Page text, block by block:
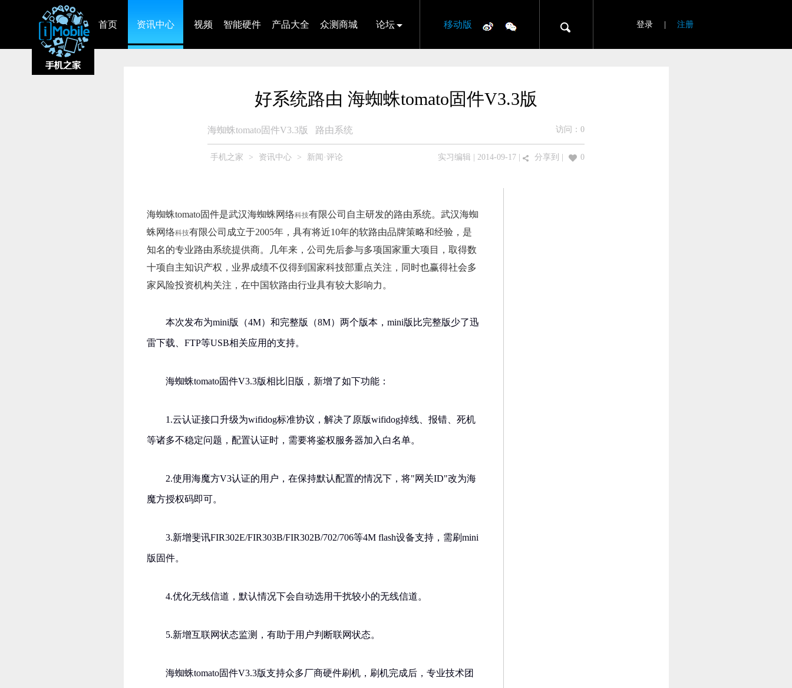
首页 资讯中心 视频 智能硬件 产品大全 众测商城 论坛 移动版 登录 注册
好系统路由 海蜘蛛tomato固件V3.3版
海蜘蛛tomato固件V3.3版 路由系统 访问： 0
手机之家 > 资讯中心 > 新闻·评论 实习编辑 | 2014-09-17 | 分享到 0
海蜘蛛tomato固件是武汉海蜘蛛网络科技有限公司自主研发的路由系统。武汉海蜘
蛛网络科技有限公司成立于2005年，具有将近10年的软路由品牌策略和经验，是
知名的专业路由系统提供商。几年来，公司先后参与多项国家重大项目，取得数
十项自主知识产权，业界成绩不仅得到国家科技部重点关注，同时也赢得社会多
家风险投资机构关注，在中国软路由行业具有较大影响力。
本次发布为mini版（4M）和完整版（8M）两个版本，mini版比完整版少了迅
雷下载、FTP等USB相关应用的支持。
海蜘蛛tomato固件V3.3版相比旧版，新增了如下功能：
1.云认证接口升级为wifidog标准协议，解决了原版wifidog掉线、报错、死机
等诸多不稳定问题，配置认证时，需要将鉴权服务器加入白名单。
2.使用海魔方V3认证的用户，在保持默认配置的情况下，将"网关ID"改为海
魔方授权码即可。
3.新增斐讯FIR302E/FIR303B/FIR302B/702/706等4M flash设备支持，需刷mini
版固件。
4.优化无线信道，默认情况下会自动选用干扰较小的无线信道。
5.新增互联网状态监测，有助于用户判断联网状态。
海蜘蛛tomato固件V3.3版支持众多厂商硬件刷机，刷机完成后，专业技术团